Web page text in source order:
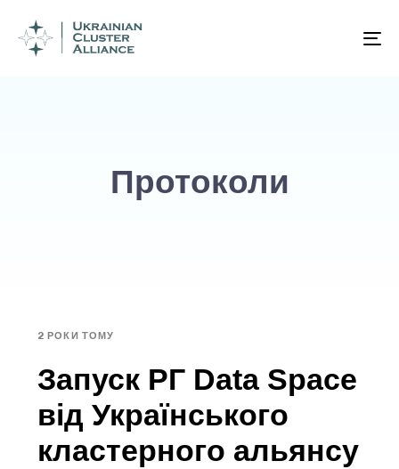
Протоколи
2 РОКИ ТОМУ
Запуск РГ Data Space
від Українського
кластерного альянсу